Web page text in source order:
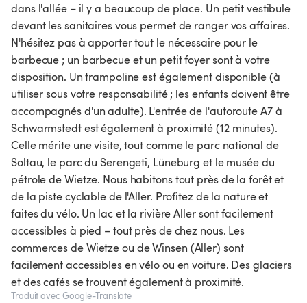
dans l'allée – il y a beaucoup de place. Un petit vestibule
devant les sanitaires vous permet de ranger vos affaires.
N'hésitez pas à apporter tout le nécessaire pour le
barbecue ; un barbecue et un petit foyer sont à votre
disposition. Un trampoline est également disponible (à
utiliser sous votre responsabilité ; les enfants doivent être
accompagnés d'un adulte). L'entrée de l'autoroute A7 à
Schwarmstedt est également à proximité (12 minutes).
Celle mérite une visite, tout comme le parc national de
Soltau, le parc du Serengeti, Lüneburg et le musée du
pétrole de Wietze. Nous habitons tout près de la forêt et
de la piste cyclable de l'Aller. Profitez de la nature et
faites du vélo. Un lac et la rivière Aller sont facilement
accessibles à pied – tout près de chez nous. Les
commerces de Wietze ou de Winsen (Aller) sont
facilement accessibles en vélo ou en voiture. Des glaciers
et des cafés se trouvent également à proximité.
Traduit avec Google-Translate